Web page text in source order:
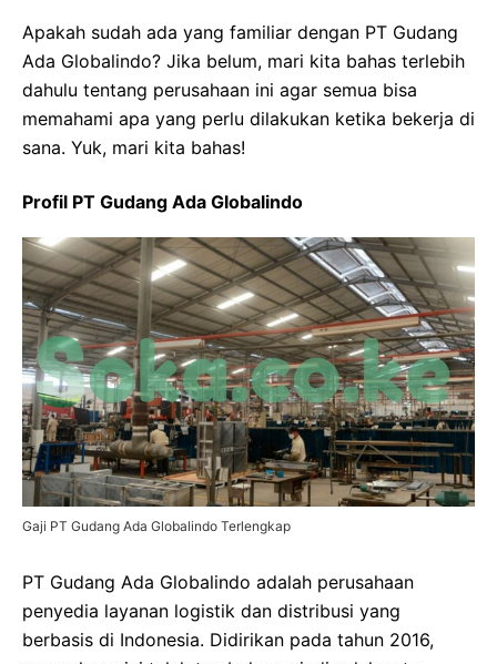
Apakah sudah ada yang familiar dengan PT Gudang
Ada Globalindo? Jika belum, mari kita bahas terlebih
dahulu tentang perusahaan ini agar semua bisa
memahami apa yang perlu dilakukan ketika bekerja di
sana. Yuk, mari kita bahas!
Profil PT Gudang Ada Globalindo
Gaji PT Gudang Ada Globalindo Terlengkap
PT Gudang Ada Globalindo adalah perusahaan
penyedia layanan logistik dan distribusi yang
berbasis di Indonesia. Didirikan pada tahun 2016,